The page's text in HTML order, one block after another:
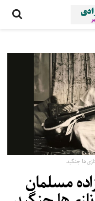
جنگید
مسلمان